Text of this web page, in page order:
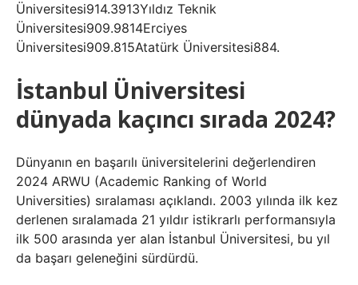
Üniversitesi914.3913Yıldız Teknik
Üniversitesi909.9814Erciyes
Üniversitesi909.815Atatürk Üniversitesi884.
İstanbul Üniversitesi
dünyada kaçıncı sırada 2024?
Dünyanın en başarılı üniversitelerini değerlendiren
2024 ARWU (Academic Ranking of World
Universities) sıralaması açıklandı. 2003 yılında ilk kez
derlenen sıralamada 21 yıldır istikrarlı performansıyla
ilk 500 arasında yer alan İstanbul Üniversitesi, bu yıl
da başarı geleneğini sürdürdü.